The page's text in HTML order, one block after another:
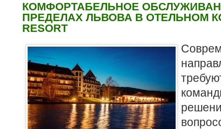
КОМФОРТАБЕЛЬНОЕ
ПРЕДЕЛАХ ЛЬВОВА В ОТЕЛЬНОМ
RESORT